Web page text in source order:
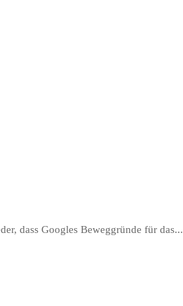
dass Googles Beweggründe für das...